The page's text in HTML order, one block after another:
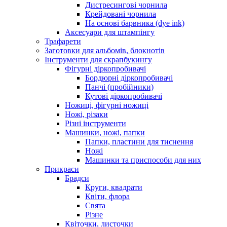
Дистресингові чорнила
Крейдовані чорнила
На основі барвника (dye ink)
Аксесуари для штампінгу
Трафарети
Заготовки для альбомів, блокнотів
Інструменти для скрапбукингу
Фігурні діркопробивачі
Бордюрні діркопробивачі
Панчі (пробійники)
Кутові діркопробивачі
Ножиці, фігурні ножиці
Ножі, різаки
Різні інструменти
Машинки, ножі, папки
Папки, пластини для тиснення
Ножі
Машинки та приспособи для них
Прикраси
Брадси
Круги, квадрати
Квіти, флора
Свята
Різне
Квіточки, листочки